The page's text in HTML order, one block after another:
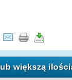
większą